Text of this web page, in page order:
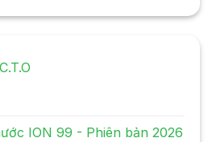
ION 99 - Phiên bản 2026